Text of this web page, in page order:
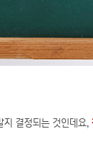
결정되는 것인데요,